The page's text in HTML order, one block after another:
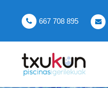
667 708 895